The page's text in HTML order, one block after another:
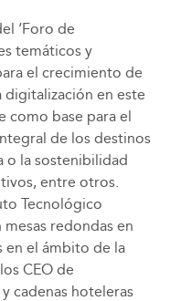
‘Foro de
temáticos y
el crecimiento de
en este
como base para el
de los destinos
o la sostenibilidad
entre otros.
Tecnológico
redondas en
en el ámbito de la
CEO de
cadenas hoteleras